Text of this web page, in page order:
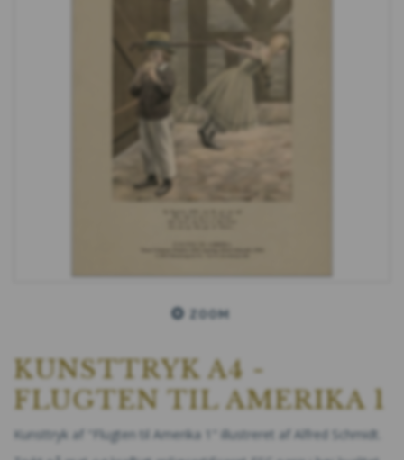
ZOOM
KUNSTTRYK A4 -
FLUGTEN TIL AMERIKA 1
Kunsttryk af "Flugten til Amerika 1" illustreret af Alfred Schmidt.